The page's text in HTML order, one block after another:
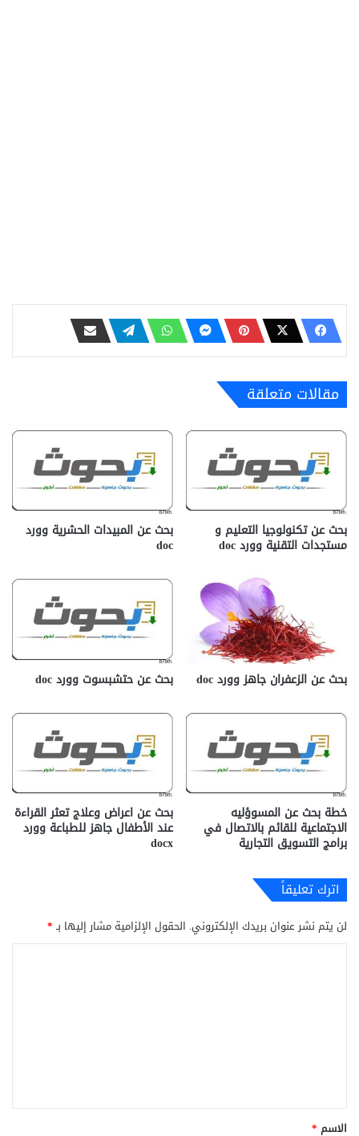
مقالات متعلقة
بحث عن تكنولوجيا التعليم و
مستجدات التقنية وورد doc
بحث عن المبيدات الحشرية وورد
doc
بحث عن الزعفران جاهز وورد doc بحث عن حتشبسوت وورد doc
خطة بحث عن المسوؤليه
الاجتماعية للقائم بالاتصال في
برامج التسويق التجارية
بحث عن اعراض وعلاج تعثر القراءة
عند الأطفال جاهز للطباعة وورد
docx‎
اترك تعليقاً
لن يتم نشر عنوان بريدك الإلكتروني. الحقول الإلزامية مشار إليها بـ*
*
الاسم *